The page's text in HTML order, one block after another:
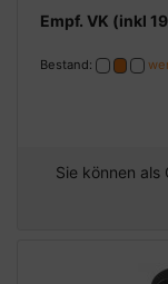
Empf. VK (inkl
Bestand:
Sie können